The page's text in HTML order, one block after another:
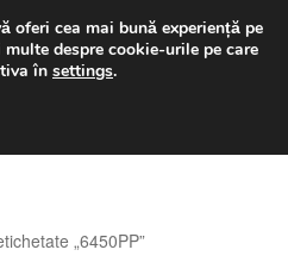
031 229 6816
„6450PP”
oferi cea mai bună experiență pe
despre cookie-urile pe care
în settings.